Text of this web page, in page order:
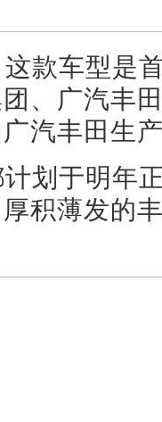
款车型是
、广汽丰
汽丰田生
划于明年
积薄发的